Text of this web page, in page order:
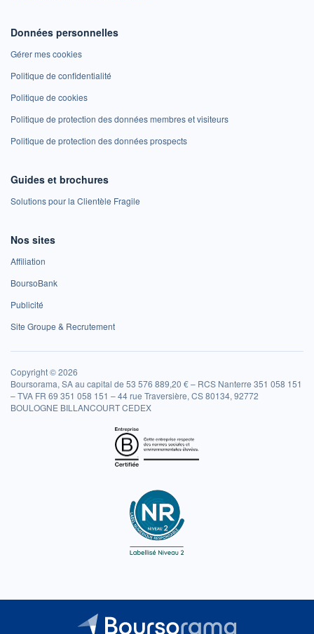
Données personnelles
Gérer mes cookies
Politique de confidentialité
Politique de cookies
Politique de protection des données membres et visiteurs
Politique de protection des données prospects
Guides et brochures
Solutions pour la Clientèle Fragile
Nos sites
Affiliation
BoursoBank
Publicité
Site Groupe & Recrutement
Copyright © 2026
Boursorama, SA au capital de 53 576 889,20 € – RCS Nanterre 351 058 151
– TVA FR 69 351 058 151 – 44 rue Traversière, CS 80134, 92772
BOULOGNE BILLANCOURT CEDEX